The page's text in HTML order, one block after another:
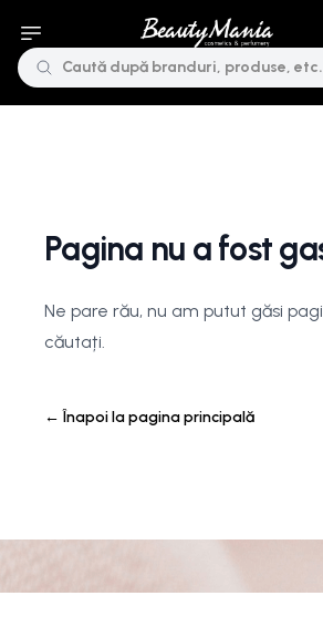
Pagina nu a fost
Ne pare rău, nu am putut găsi
căutați.
← Înapoi la pagina principală